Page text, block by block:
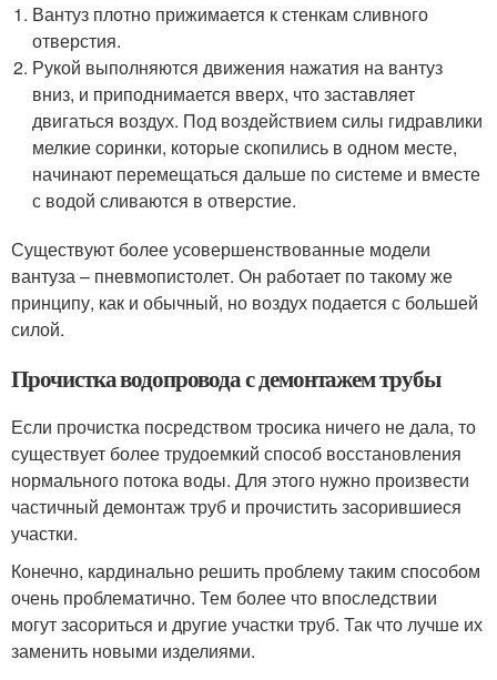
Вантуз плотно прижимается к стенкам сливного
отверстия.
Рукой выполняются движения нажатия на вантуз
вниз, и приподнимается вверх, что заставляет
двигаться воздух. Под воздействием силы гидравлики
мелкие соринки, которые скопились в одном месте,
начинают перемещаться дальше по системе и вместе
с водой сливаются в отверстие.
Существуют более усовершенствованные модели
вантуза – пневмопистолет. Он работает по такому же
принципу, как и обычный, но воздух подается с большей
силой.
Прочистка водопровода с демонтажем трубы
Если прочистка посредством тросика ничего не дала, то
существует более трудоемкий способ восстановления
нормального потока воды. Для этого нужно произвести
частичный демонтаж труб и прочистить засорившиеся
участки.
Конечно, кардинально решить проблему таким способом
очень проблематично. Тем более что впоследствии
могут засориться и другие участки труб. Так что лучше их
заменить новыми изделиями.